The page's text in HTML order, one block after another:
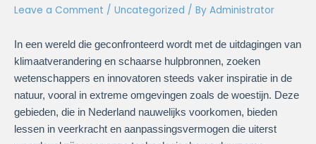
Leave a Comment / Uncategorized / By Administrator
In een wereld die geconfronteerd wordt met de uitdagingen van
klimaatverandering en schaarse hulpbronnen, zoeken
wetenschappers en innovatoren steeds vaker inspiratie in de
natuur, vooral in extreme omgevingen zoals de woestijn. Deze
gebieden, die in Nederland nauwelijks voorkomen, bieden
lessen in veerkracht en aanpassingsvermogen die uiterst